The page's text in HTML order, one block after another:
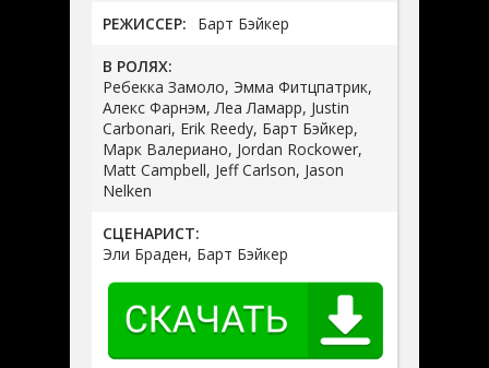
РЕЖИССЕР: Барт Бэйкер
В РОЛЯХ:
Ребекка Замоло, Эмма Фитцпатрик,
Алекс Фарнэм, Леа Ламарр, Justin
Carbonari, Erik Reedy, Барт Бэйкер,
Марк Валериано, Jordan Rockower,
Matt Campbell, Jeff Carlson, Jason
Nelken
СЦЕНАРИСТ:
Эли Браден, Барт Бэйкер